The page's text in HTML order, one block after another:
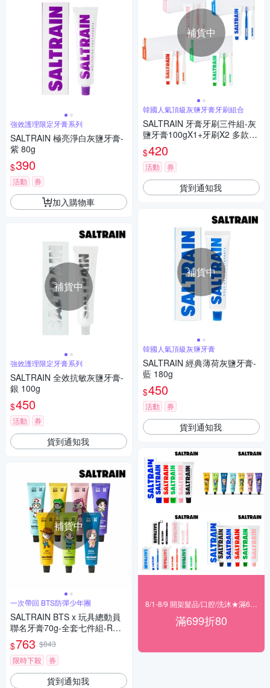
強效護理限定牙膏系列
SALTRAIN 極亮淨白灰鹽牙膏-
紫 80g
$390
活動 券
加入購物車
補貨中
強效護理限定牙膏系列
SALTRAIN 全效抗敏灰鹽牙膏-
銀 100g
$450
活動 券
貨到通知我
補貨中
一次帶回 BTS防彈少年團
SALTRAIN BTS x 玩具總動員
聯名牙膏70g-全套七件組-RM/J
in/SUGA/j-hop/Jimin/V/Jung K
ook
$763 $843
限時下殺
券
貨到通知我
補貨中
韓國人氣頂級灰鹽牙膏牙刷組合
SALTRAIN 牙膏牙刷三件組-灰
鹽牙膏100gX1+牙刷X2 多款可
選 (經典薄荷/低氟淨護/積雪草
修護/清恬香檸)
$420
活動 券
貨到通知我
補貨中
韓國人氣頂級灰鹽牙膏
SALTRAIN 經典薄荷灰鹽牙膏-
藍 180g
$450
活動 券
貨到通知我
滿699折80